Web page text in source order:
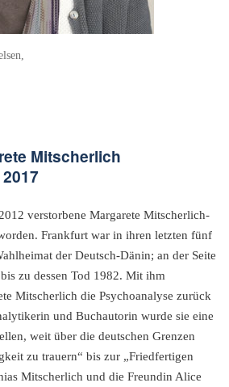
Mitscherlich
verstorbene Margarete Mitscherlich-
Frankfurt war in ihren letzten fünf
der Deutsch-Dänin; an der Seite
zu dessen Tod 1982. Mit ihm
Mitscherlich die Psychoanalyse zurück
und Buchautorin wurde sie eine
weit über die deutschen Grenzen
zu trauern“ bis zur „Friedfertigen
Mitscherlich und die Freundin Alice